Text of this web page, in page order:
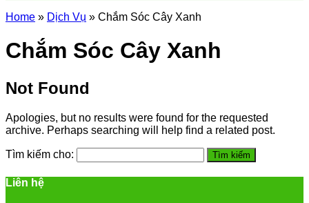
Home » Dịch Vụ » Chắm Sóc Cây Xanh
Chắm Sóc Cây Xanh
Not Found
Apologies, but no results were found for the requested
archive. Perhaps searching will help find a related post.
Tìm kiếm cho:
Liên hệ